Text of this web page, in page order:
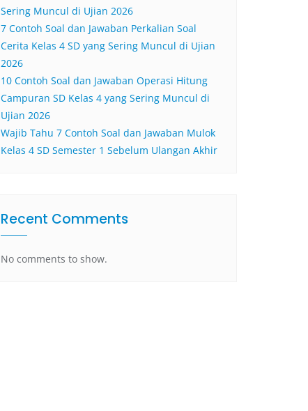
Sering Muncul di Ujian 2026
7 Contoh Soal dan Jawaban Perkalian Soal
Cerita Kelas 4 SD yang Sering Muncul di Ujian
2026
10 Contoh Soal dan Jawaban Operasi Hitung
Campuran SD Kelas 4 yang Sering Muncul di
Ujian 2026
Wajib Tahu 7 Contoh Soal dan Jawaban Mulok
Kelas 4 SD Semester 1 Sebelum Ulangan Akhir
Recent Comments
No comments to show.